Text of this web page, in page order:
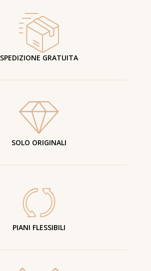
SPEDIZIONE GRATUITA
SOLO ORIGINALI
PIANI FLESSIBILI